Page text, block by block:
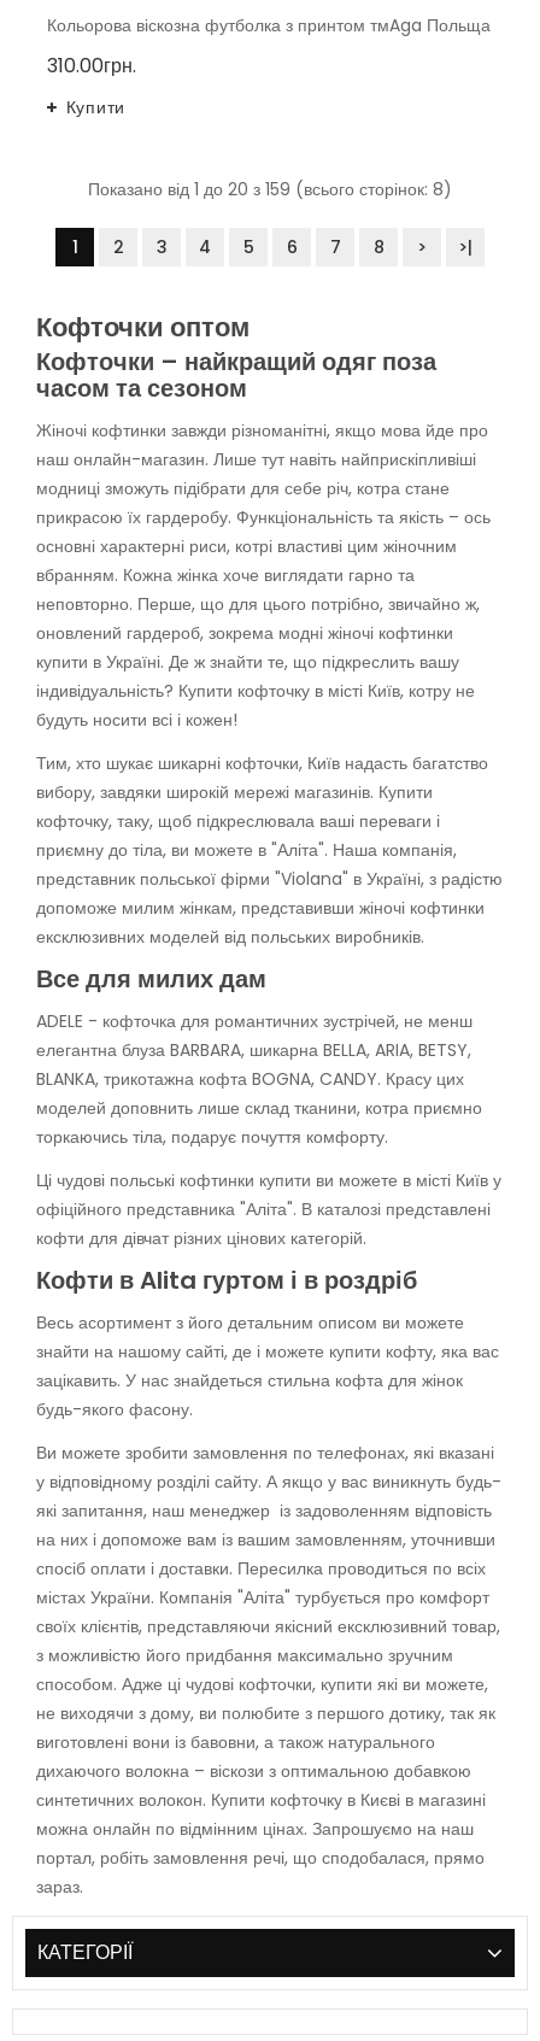
Кольорова віскозна футболка з принтом тмAga Польща
310.00грн.
Купити
Показано від 1 до 20 з 159 (всього сторінок: 8)
1 2 3 4 5 6 7 8 > >|
Кофточки оптом
Кофточки – найкращий одяг поза
часом та сезоном
Жіночі кофтинки завжди різноманітні, якщо мова йде про
наш онлайн-магазин. Лише тут навіть найприскіпливіші
модниці зможуть підібрати для себе річ, котра стане
прикрасою їх гардеробу. Функціональність та якість – ось
основні характерні риси, котрі властиві цим жіночним
вбранням. Кожна жінка хоче виглядати гарно та
неповторно. Перше, що для цього потрібно, звичайно ж,
оновлений гардероб, зокрема модні жіночі кофтинки
купити в Україні. Де ж знайти те, що підкреслить вашу
індивідуальність? Купити кофточку в місті Київ, котру не
будуть носити всі і кожен!
Тим, хто шукає шикарні кофточки, Київ надасть багатство
вибору, завдяки широкій мережі магазинів. Купити
кофточку, таку, щоб підкреслювала ваші переваги і
приємну до тіла, ви можете в "Аліта". Наша компанія,
представник польської фірми "Violana" в Україні, з радістю
допоможе милим жінкам, представивши жіночі кофтинки
ексклюзивних моделей від польських виробників.
Все для милих дам
ADELE - кофточка для романтичних зустрічей, не менш
елегантна блуза BARBARA, шикарна BELLA, ARIA, BETSY,
BLANKA, трикотажна кофта BOGNA, CANDY. Красу цих
моделей доповнить лише склад тканини, котра приємно
торкаючись тіла, подарує почуття комфорту.
Ці чудові польські кофтинки купити ви можете в місті Київ у
офіційного представника "Аліта". В каталозі представлені
кофти для дівчат різних цінових категорій.
Кофти в Alita гуртом і в роздріб
Весь асортимент з його детальним описом ви можете
знайти на нашому сайті, де і можете купити кофту, яка вас
зацікавить. У нас знайдеться стильна кофта для жінок
будь-якого фасону.
Ви можете зробити замовлення по телефонах, які вказані
у відповідному розділі сайту. А якщо у вас виникнуть будь-
які запитання, наш менеджер із задоволенням відповість
на них і допоможе вам із вашим замовленням, уточнивши
спосіб оплати і доставки. Пересилка проводиться по всіх
містах України. Компанія "Аліта" турбується про комфорт
своїх клієнтів, представляючи якісний ексклюзивний товар,
з можливістю його придбання максимально зручним
способом. Адже ці чудові кофточки, купити які ви можете,
не виходячи з дому, ви полюбите з першого дотику, так як
виготовлені вони із бавовни, а також натурального
дихаючого волокна – віскози з оптимальною добавкою
синтетичних волокон. Купити кофточку в Києві в магазині
можна онлайн по відмінним цінах. Запрошуємо на наш
портал, робіть замовлення речі, що сподобалася, прямо
зараз.
КАТЕГОРІЇ